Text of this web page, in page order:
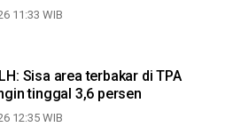
11:33 WIB
Sisa area terbakar di TPA
tinggal 3,6 persen
12:35 WIB